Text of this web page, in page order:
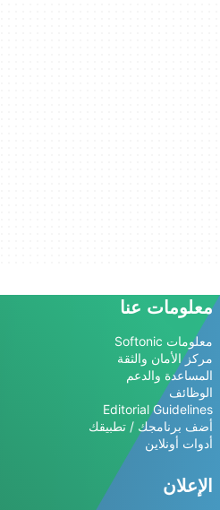
معلومات عنا
معلومات Softonic
مركز الأمان والثقة
المساعدة والدعم
الوظائف
Editorial Guidelines
أضف برنامجك / تطبيقك
أدوات أونلاين
الإعلان